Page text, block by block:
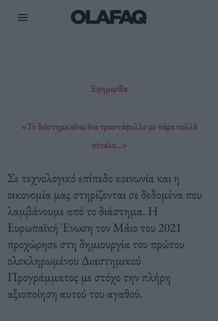
Εφημερίδα
«Το διάστημα είναι ένα τριαντάφυλλο με πάρα πολλά
πέταλα…»
Σε τεχνολογικό επίπεδο κοινωνία και η
οικονομία μας στηρίζονται σε δεδομένα που
λαμβάνουμε από το διάστημα. Η
Ευρωπαϊκή Ένωση τον Μάιο του 2021
προχώρησε στη δημιουργία του πρώτου
ολοκληρωμένου Διαστημικού
Προγράμματος με στόχο την πλήρη
αξιοποίηση αυτού του αγαθού.